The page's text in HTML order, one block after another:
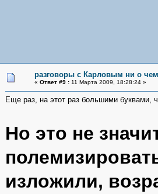
разговоры с Карловым ни о
« Ответ #9 :11 Марта 2009, 18:28:24 »
Еще раз, на этот раз большими буквами,
Но это не
изложили,